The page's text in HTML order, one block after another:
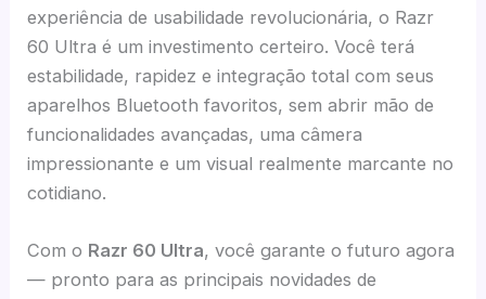
experiência de usabilidade revolucionária, o Razr
60 Ultra é um investimento certeiro. Você terá
estabilidade, rapidez e integração total com seus
aparelhos Bluetooth favoritos, sem abrir mão de
funcionalidades avançadas, uma câmera
impressionante e um visual realmente marcante no
cotidiano.
Com o Razr 60 Ultra, você garante o futuro agora
— pronto para as principais novidades de